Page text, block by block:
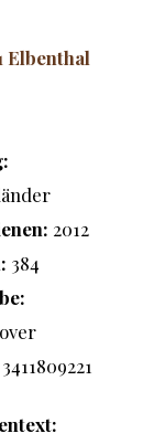
Elbenthal
2012
384
3411809221